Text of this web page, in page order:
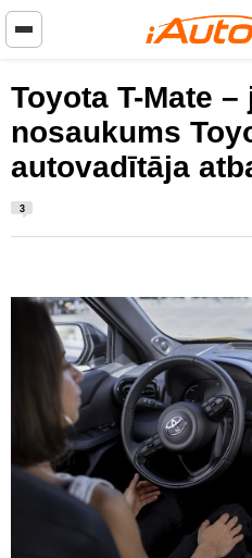
Toyota T-Mate –
nosaukums
autovadītāja
3